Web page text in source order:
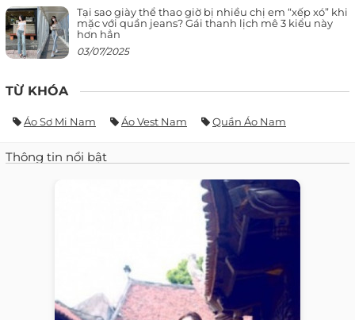
Tại sao giày thể thao giờ bị nhiều chị em “xếp xó” khi
mặc với quần jeans? Gái thanh lịch mê 3 kiểu này
hơn hẳn
03/07/2025
TỪ KHÓA
Áo Sơ Mi Nam Áo Vest Nam Quần Áo Nam
Thông tin nổi bật